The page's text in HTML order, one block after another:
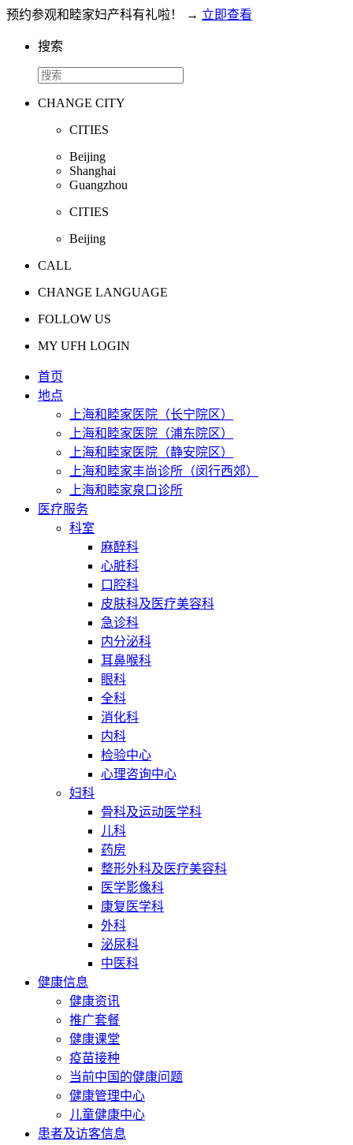
预约参观和睦家妇产科有礼啦！ → 立即查看
搜索
CHANGE CITY
CITIES
Beijing
Shanghai
Guangzhou
CITIES
Beijing
CALL
CHANGE LANGUAGE
FOLLOW US
MY UFH LOGIN
首页
地点
上海和睦家医院（长宁院区）
上海和睦家医院（浦东院区）
上海和睦家医院（静安院区）
上海和睦家丰尚诊所（闵行西郊）
上海和睦家泉口诊所
医疗服务
科室
麻醉科
心脏科
口腔科
皮肤科及医疗美容科
急诊科
内分泌科
耳鼻喉科
眼科
全科
消化科
内科
检验中心
心理咨询中心
妇科
骨科及运动医学科
儿科
药房
整形外科及医疗美容科
医学影像科
康复医学科
外科
泌尿科
中医科
健康信息
健康资讯
推广套餐
健康课堂
疫苗接种
当前中国的健康问题
健康管理中心
儿童健康中心
患者及访客信息